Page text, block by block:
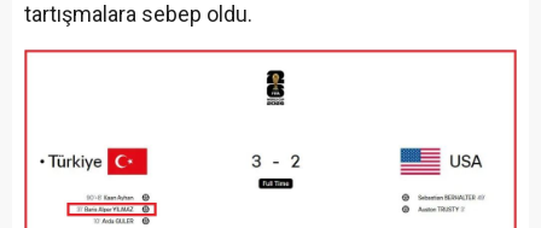
tartışmalara sebep oldu.